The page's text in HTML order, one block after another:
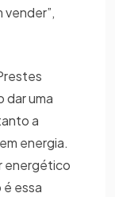
dar uma
a
energia.
energético
essa